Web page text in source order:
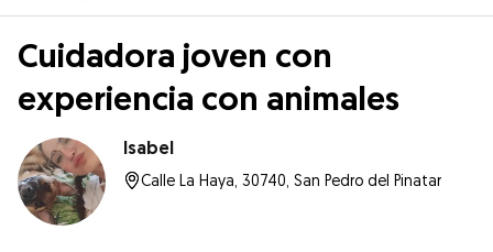
Cuidadora joven con
experiencia con animales
Isabel
Calle La Haya, 30740, San Pedro del Pinatar